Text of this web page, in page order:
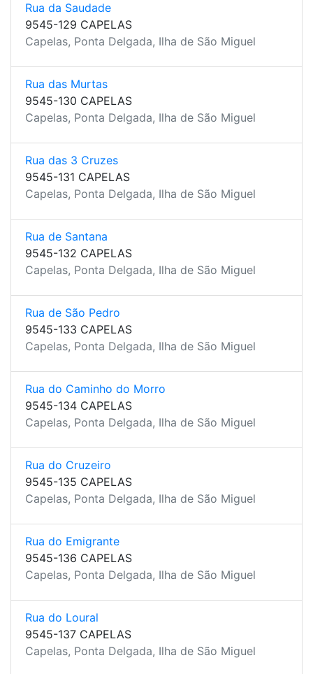
Rua da Saudade
9545-129 CAPELAS
Capelas, Ponta Delgada, Ilha de São Miguel
Rua das Murtas
9545-130 CAPELAS
Capelas, Ponta Delgada, Ilha de São Miguel
Rua das 3 Cruzes
9545-131 CAPELAS
Capelas, Ponta Delgada, Ilha de São Miguel
Rua de Santana
9545-132 CAPELAS
Capelas, Ponta Delgada, Ilha de São Miguel
Rua de São Pedro
9545-133 CAPELAS
Capelas, Ponta Delgada, Ilha de São Miguel
Rua do Caminho do Morro
9545-134 CAPELAS
Capelas, Ponta Delgada, Ilha de São Miguel
Rua do Cruzeiro
9545-135 CAPELAS
Capelas, Ponta Delgada, Ilha de São Miguel
Rua do Emigrante
9545-136 CAPELAS
Capelas, Ponta Delgada, Ilha de São Miguel
Rua do Loural
9545-137 CAPELAS
Capelas, Ponta Delgada, Ilha de São Miguel